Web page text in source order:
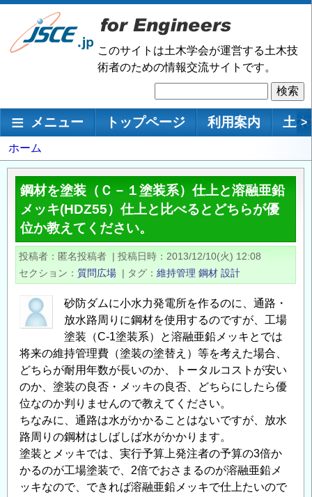
メ
ン
移
このサイトは土木学会が運営する土木技
術者のための情報交流サイトです。
索
メインナビゲーション
メニュー トップページ 利用案内 土 >
パ
ン
く
ホーム
鋼材を塗装（Ｃ－１塗装系）仕上と溶融亜鉛
メッキ(HDZ55）仕上と比べるとどちらが優
位か教えてください。
投稿者 匿名投稿者 | 投稿日時
2013/12/10(火) 12:08
セクション
質問広場 | タグ 維持管理 鋼材 設計
砂防ダムに小水力発電所を作るのに、通路・
放水路周りに鋼材を使用するのですが、工場
塗装（C-1塗装系）と溶融亜鉛メッキとでは
将来の維持管理費（塗装の塗替え）等を考えた場合、
どちらが耐用年数が長いのか、トータルコストが安い
のか、塗装の良否・メッキの良否、どちらにしたら優
位なのか判りませんので教えてください。
ちなみに、通路は水がかかることはないですが、放水
路周りの鋼材はしばしば水がかかります。
塗装とメッキでは、実行予算上発注者の予算の3倍か
かるのが工場塗装で、2倍でおさまるのが溶融亜鉛メ
ッキなので、できれば溶融亜鉛メッキで仕上たいので